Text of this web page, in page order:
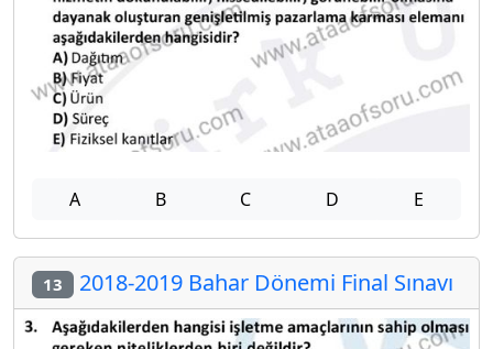
A B C D E
13 2018-2019 Bahar Dönemi Final Sınavı